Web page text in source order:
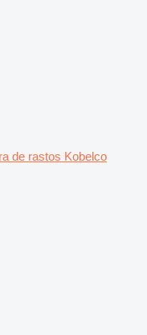
de rastos Kobelco